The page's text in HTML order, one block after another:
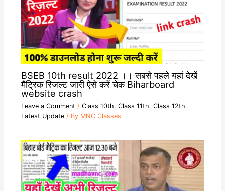
BSEB 10th result 2022 ।। सबसे पहले यहां देखें
मैट्रिक रिजल्ट जारी ऐसे करें चेक Biharboard
website crash
Leave a Comment / Class 10th, Class 11th, Class 12th,
Latest Update/ By MNC Classes